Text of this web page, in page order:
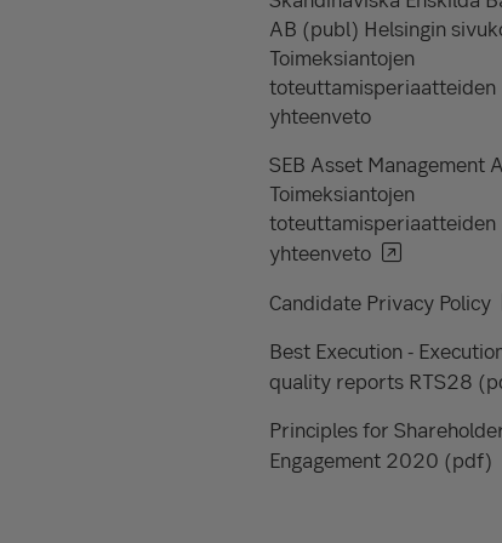
AB (publ) Helsingin
Toimeksiantojen
toteuttamisperiaatteiden
yhteenveto
SEB Asset Management
Toimeksiantojen
toteuttamisperiaatteiden
yhteenveto
Candidate Privacy Policy
Best Execution -
quality reports RTS28
Principles for
Engagement 2020 (pdf)